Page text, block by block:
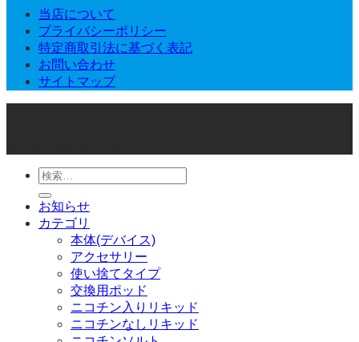
当店について
プライバシーポリシー
特定商取引法に基づく表記
お問い合わせ
サイトマップ
検
索
対
象:
お知らせ
カテゴリ
本体(デバイス)
アクセサリー
使い捨てタイプ
交換用ポッド
ニコチン入りリキッド
ニコチンなしリキッド